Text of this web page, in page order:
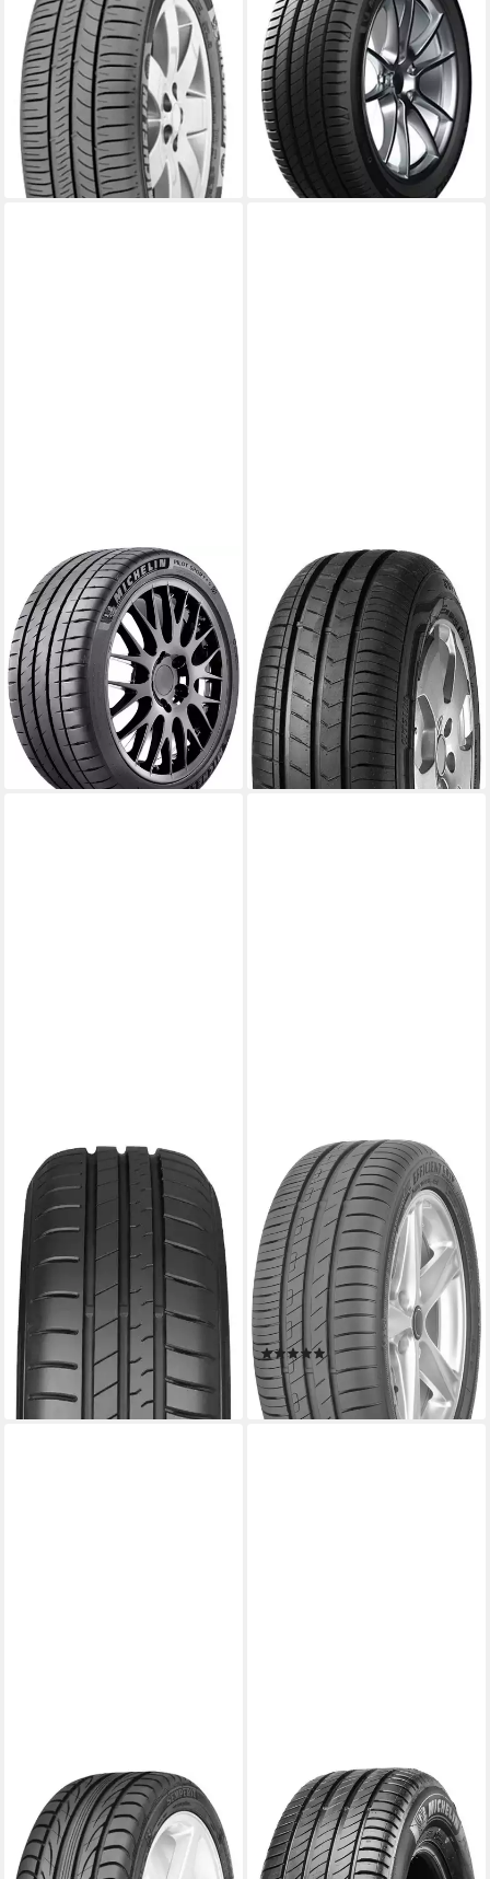
verschiedenen Ausführungen
erhältlich
Kraftstoffeffizienz
Produktdatenblatt
Nasshaftung
Produktdatenblatt
ab 154,99 €
lieferbar - in 4-5 Werktagen bei dir
erhältlich
Kraftstoffeffizienz
Produktdatenblatt
Nasshaftung
Produktdatenblatt
ab 214,99 € UVP 224,99 €
-4%
lieferbar - in 4-5 Werktagen bei dir
MICHELIN
Michelin Sommerreifen
MICHELIN
Kraftstoffeffizienz
Produktdatenblatt
Nasshaftung
Produktdatenblatt
599,00 € UVP635,99 €
-6%
lieferbar - in 4-5 Werktagen bei dir
SUPERIA
SUPERIA Sommerreifen
SUPERIA
Kraftstoffeffizienz
Produktdatenblatt
Nasshaftung
Produktdatenblatt
ab 66,99 €
lieferbar - in 4-5 Werktagen bei dir
FALKEN REIFEN
Sommerreifen SINCERA SN-
110, in verschiedenen
Ausführungen erhältlich
Kraftstoffeffizienz
Produktdatenblatt
Nasshaftung
Produktdatenblatt
102,99 €
lieferbar - in 4-5 Werktagen bei dir
GOODYEAR
Sommerreifen EfficientGrip
Performance, in
verschiedenen Ausführungen
erhältlich
Kraftstoffeffizienz
Produktdatenblatt
Nasshaftung
Produktdatenblatt
(1)
146,99 €
lieferbar - in 4-5 Werktagen bei dir
SEMPERIT
Sommerreifen SPEED-LIFE 3,
in verschiedenen
Ausführungen erhältlich
MICHELIN
Sommerreifen E PRIMACY, in
verschiedenen Ausführungen
erhältlich